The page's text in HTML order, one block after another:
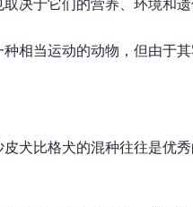
相当运动的动物，但由于
犬比格犬的混种往往是优